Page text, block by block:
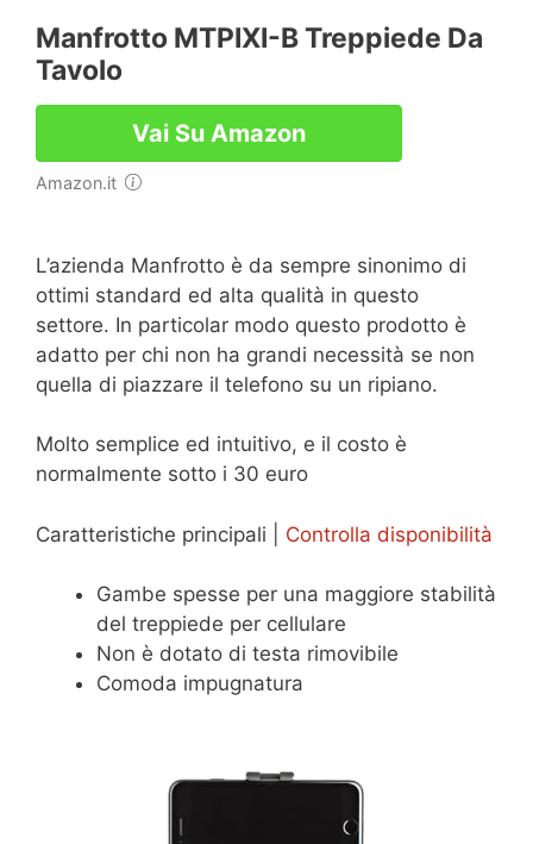
Manfrotto MTPIXI-B Treppiede Da
Tavolo
Vai Su Amazon
Amazon.it
L’azienda Manfrotto è da sempre sinonimo di
ottimi standard ed alta qualità in questo
settore. In particolar modo questo prodotto è
adatto per chi non ha grandi necessità se non
quella di piazzare il telefono su un ripiano.
Molto semplice ed intuitivo, e il costo è
normalmente sotto i 30 euro
Caratteristiche principali | Controlla disponibilità
Gambe spesse per una maggiore stabilità
del treppiede per cellulare
Non è dotato di testa rimovibile
Comoda impugnatura